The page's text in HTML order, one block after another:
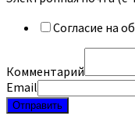
Согласие на
Комментарий
Email
Отправить